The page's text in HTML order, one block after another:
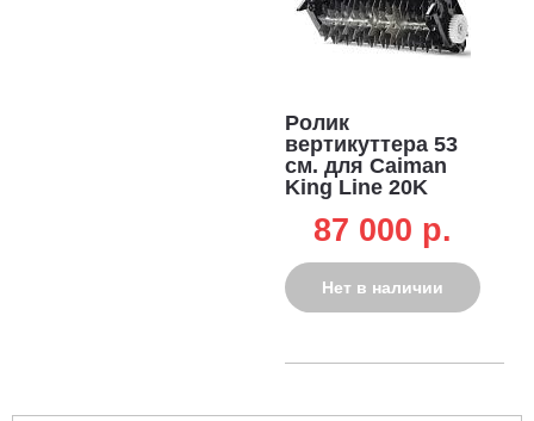
Ролик
вертикуттера 53
см. для Caiman
King Line 20K
87 000 p.
Нет в наличии